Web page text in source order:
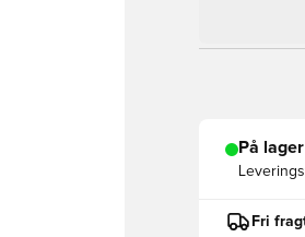
På
Fri